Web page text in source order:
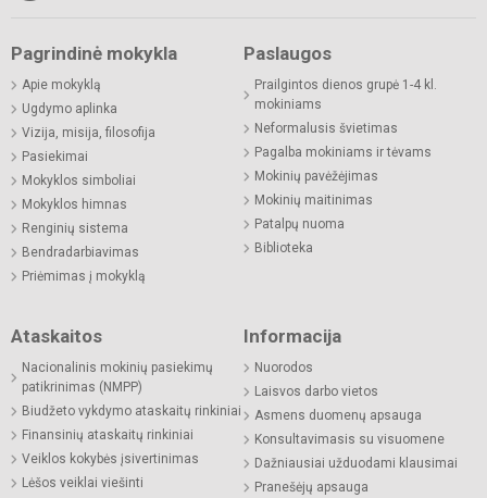
Pagrindinė mokykla
Apie mokyklą
Ugdymo aplinka
Vizija, misija, filosofija
Pasiekimai
Mokyklos simboliai
Mokyklos himnas
Renginių sistema
Bendradarbiavimas
Priėmimas į mokyklą
Paslaugos
Prailgintos dienos grupė 1-4 kl.
mokiniams
Neformalusis švietimas
Pagalba mokiniams ir tėvams
Mokinių pavėžėjimas
Mokinių maitinimas
Patalpų nuoma
Biblioteka
Ataskaitos
Nacionalinis mokinių pasiekimų
patikrinimas (NMPP)
Biudžeto vykdymo ataskaitų rinkiniai
Finansinių ataskaitų rinkiniai
Veiklos kokybės įsivertinimas
Lėšos veiklai viešinti
Informacija
Nuorodos
Laisvos darbo vietos
Asmens duomenų apsauga
Konsultavimasis su visuomene
Dažniausiai užduodami klausimai
Pranešėjų apsauga